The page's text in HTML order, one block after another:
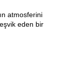
atmosferini
eden bir